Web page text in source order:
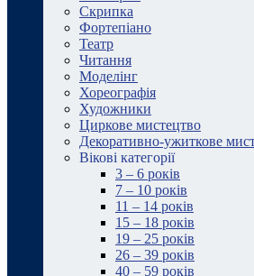
Скрипка
Фортепіано
Театр
Читання
Моделінг
Хореографія
Художники
Циркове мистецтво
Декоративно-ужиткове
Вікові категорії
3 – 6 років
7 – 10 років
11 – 14 років
15 – 18 років
19 – 25 років
26 – 39 років
40 – 59 років